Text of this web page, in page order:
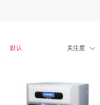
默认 关注度